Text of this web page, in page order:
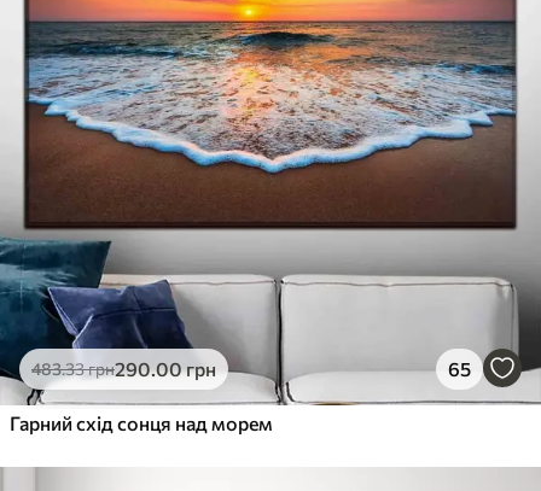
483.33грн290.00грн 65
Гарний схід сонця над морем